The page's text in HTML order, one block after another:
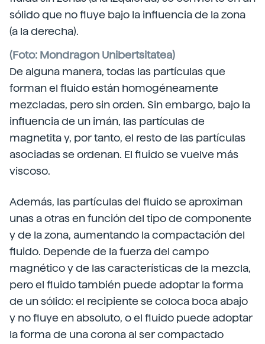
sólido que no fluye bajo la influencia de la zona
(a la derecha).
(Foto: Mondragon Unibertsitatea)
De alguna manera, todas las partículas que
forman el fluido están homogéneamente
mezcladas, pero sin orden. Sin embargo, bajo la
influencia de un imán, las partículas de
magnetita y, por tanto, el resto de las partículas
asociadas se ordenan. El fluido se vuelve más
viscoso.
Además, las partículas del fluido se aproximan
unas a otras en función del tipo de componente
y de la zona, aumentando la compactación del
fluido. Depende de la fuerza del campo
magnético y de las características de la mezcla,
pero el fluido también puede adoptar la forma
de un sólido: el recipiente se coloca boca abajo
y no fluye en absoluto, o el fluido puede adoptar
la forma de una corona al ser compactado